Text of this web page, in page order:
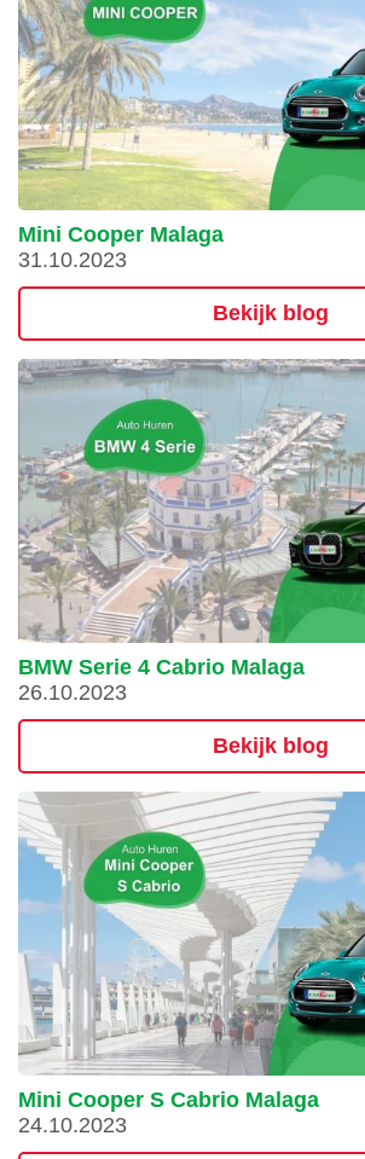
Mini Cooper Malaga
31.10.2023
Bekijk blog
BMW Serie 4 Cabrio Malaga
26.10.2023
Bekijk blog
Mini Cooper S Cabrio Malaga
24.10.2023